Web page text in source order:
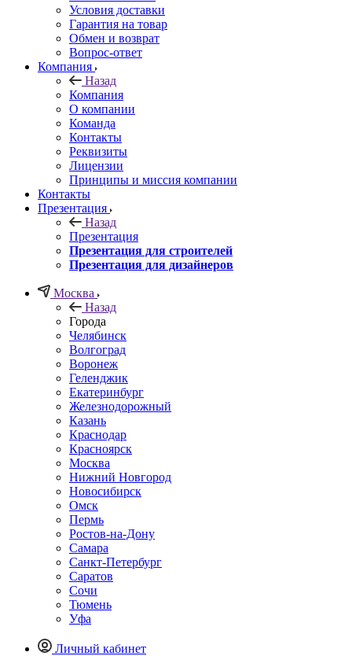
Условия доставки
Гарантия на товар
Обмен и возврат
Вопрос-ответ
Компания
Назад
Компания
О компании
Команда
Контакты
Реквизиты
Лицензии
Принципы и миссия компании
Контакты
Презентация
Назад
Презентация
Презентация для строителей
Презентация для дизайнеров
Москва
Назад
Города
Челябинск
Волгоград
Воронеж
Геленджик
Екатеринбург
Железнодорожный
Казань
Краснодар
Красноярск
Москва
Нижний Новгород
Новосибирск
Омск
Пермь
Ростов-на-Дону
Самара
Санкт-Петербург
Саратов
Сочи
Тюмень
Уфа
Личный кабинет